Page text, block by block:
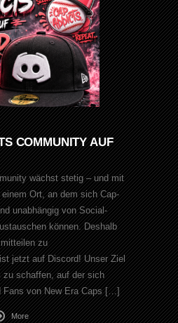
COMMUNITY AUF
wächst stetig – und mit
Ort, an dem sich Cap-
unabhängig von Social-
können. Deshalb
zu
jetzt auf Discord! Unser Ziel
schaffen, auf der sich
Fans von New Era Caps […]
More